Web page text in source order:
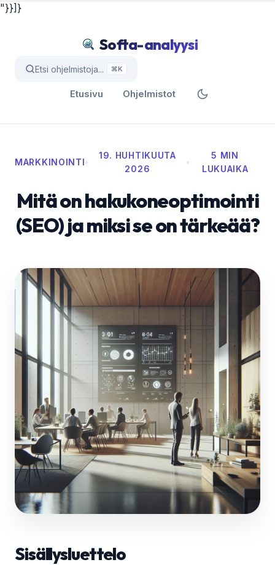
"}}]}
Softa-analyysi
Etsi ohjelmistoja... ⌘K
Etusivu Ohjelmistot
MARKKINOINTI•
19. HUHTIKUUTA
2026
•
5 MIN
LUKUAIKA
Mitä on hakukoneoptimointi
(SEO) ja miksi se on tärkeää?
Sisällysluettelo